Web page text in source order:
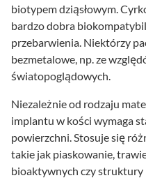
biotypem dziąsłowym.
bardzo dobra
przebarwienia. Niektórzy
bezmetalowe, np. ze
światopoglądowych.
Niezależnie od rodzaju
implantu w kości wymaga
powierzchni. Stosuje się
takie jak piaskowanie,
bioaktywnych czy